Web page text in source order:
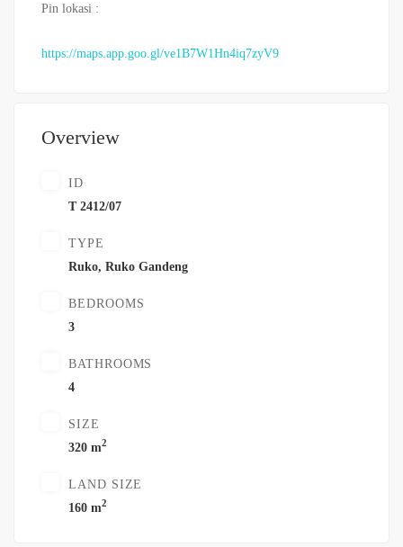
Pin lokasi :
https://maps.app.goo.gl/ve1B7W1Hn4iq7zyV9
Overview
ID
T 2412/07
TYPE
Ruko, Ruko Gandeng
BEDROOMS
3
BATHROOMS
4
SIZE
320 m2
LAND SIZE
160 m2